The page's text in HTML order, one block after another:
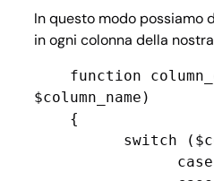
In questo modo possiamo
in ogni colonna della
$column_name)